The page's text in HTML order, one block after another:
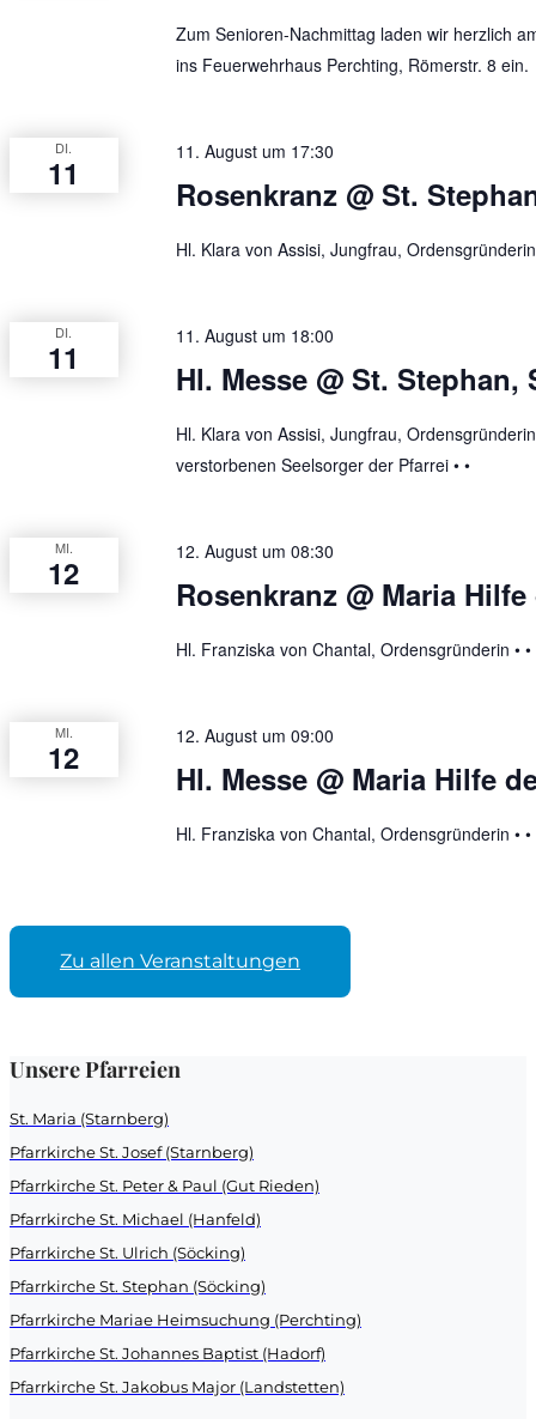
Zum Senioren-Nachmittag laden wir herzlich
ins Feuerwehrhaus Perchting, Römerstr. 8 ein.
DI.
11
Rosenkranz @ St.
11. August um 17:30
Hl. Klara von Assisi, Jungfrau, Ordensgründerin
DI.
11
Hl. Messe @ St. Stephan,
11. August um 18:00
Hl. Klara von Assisi, Jungfrau,
verstorbenen Seelsorger der Pfarrei • •
MI.
12
Rosenkranz @ Maria
12. August um 08:30
Hl. Franziska von Chantal, Ordensgründerin • •
MI.
12
Hl. Messe @ Maria Hilfe
12. August um 09:00
Hl. Franziska von Chantal, Ordensgründerin • •
Zu allen Veranstaltungen
Unsere Pfarreien
St. Maria (Starnberg)
Pfarrkirche St. Josef (Starnberg)
Pfarrkirche St. Peter & Paul (Gut Rieden)
Pfarrkirche St. Michael (Hanfeld)
Pfarrkirche St. Ulrich (Söcking)
Pfarrkirche St. Stephan (Söcking)
Pfarrkirche Mariae Heimsuchung (Perchting)
Pfarrkirche St. Johannes Baptist (Hadorf)
Pfarrkirche St. Jakobus Major (Landstetten)